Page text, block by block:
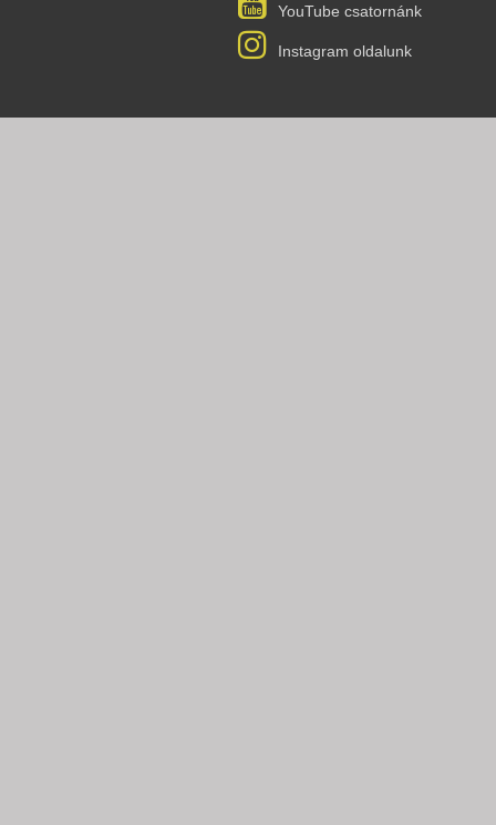
YouTube csatornánk
Instagram oldalunk